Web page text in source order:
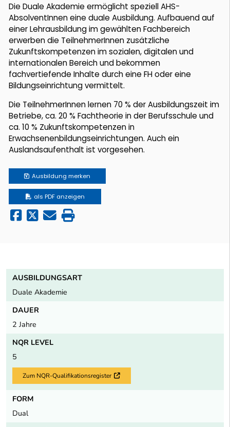
Die Duale Akademie ermöglicht speziell AHS-
AbsolventInnen eine duale Ausbildung. Aufbauend auf
einer Lehrausbildung im gewählten Fachbereich
erwerben die TeilnehmerInnen zusätzliche
Zukunftskompetenzen im sozialen, digitalen und
internationalen Bereich und bekommen
fachvertiefende Inhalte durch eine FH oder eine
Bildungseinrichtung vermittelt.
Die TeilnehmerInnen lernen 70 % der Ausbildungszeit im
Betriebe, ca. 20 % Fachtheorie in der Berufsschule und
ca. 10 % Zukunftskompetenzen in
Erwachsenenbildungseinrichtungen. Auch ein
Auslandsaufenthalt ist vorgesehen.
Ausbildung merken
als PDF anzeigen
AUSBILDUNGSART
Duale Akademie
DAUER
2 Jahre
NQR LEVEL
5
Zum NQR-Qualifikationsregister Externer Link
FORM
Dual